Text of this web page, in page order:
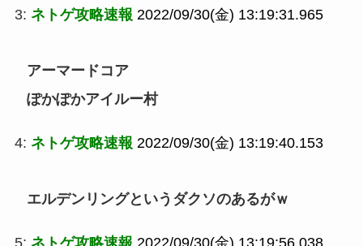
3: ネトゲ攻略速報 2022/09/30(金) 13:19:31.965
アーマードコア
ぽかぽかアイルー村
4: ネトゲ攻略速報 2022/09/30(金) 13:19:40.153
エルデンリングというダクソのあるがｗ
5: ネトゲ攻略速報 2022/09/30(金) 13:19:56.038